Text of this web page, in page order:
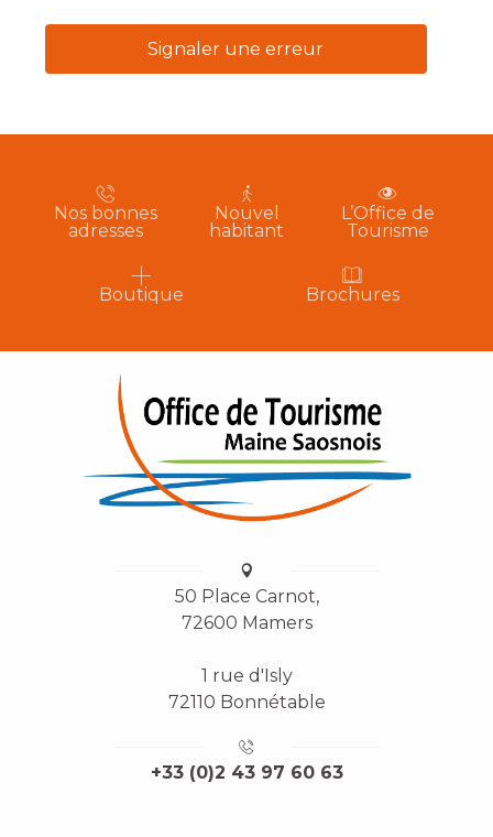
Signaler une erreur
Nos bonnes
adresses
Nouvel
habitant
L’Office de
Tourisme
Boutique Brochures
50 Place Carnot,
72600 Mamers
1 rue d'Isly
72110 Bonnétable
+33 (0)2 43 97 60 63